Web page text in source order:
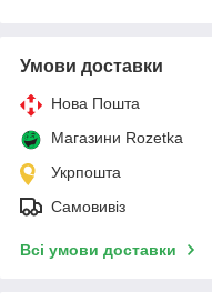
Умови доставки
Нова Пошта
Магазини Rozetka
Укрпошта
Самовивіз
Всі умови доставки